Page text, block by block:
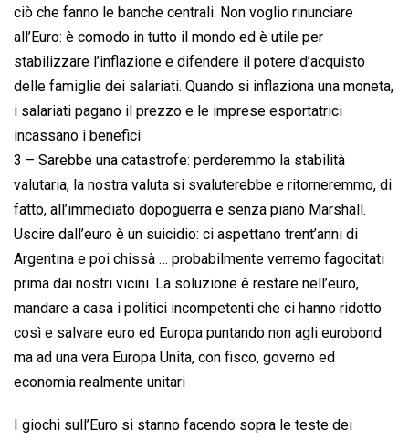
ciò che fanno le banche centrali. Non voglio rinunciare
all’Euro: è comodo in tutto il mondo ed è utile per
stabilizzare l’inflazione e difendere il potere d’acquisto
delle famiglie dei salariati. Quando si inflaziona una moneta,
i salariati pagano il prezzo e le imprese esportatrici
incassano i benefici
3 – Sarebbe una catastrofe: perderemmo la stabilità
valutaria, la nostra valuta si svaluterebbe e ritorneremmo, di
fatto, all’immediato dopoguerra e senza piano Marshall.
Uscire dall’euro è un suicidio: ci aspettano trent’anni di
Argentina e poi chissà … probabilmente verremo fagocitati
prima dai nostri vicini. La soluzione è restare nell’euro,
mandare a casa i politici incompetenti che ci hanno ridotto
così e salvare euro ed Europa puntando non agli eurobond
ma ad una vera Europa Unita, con fisco, governo ed
economia realmente unitari
I giochi sull’Euro si stanno facendo sopra le teste dei